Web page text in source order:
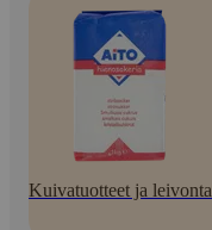
Kuivatuotteet ja leivonta